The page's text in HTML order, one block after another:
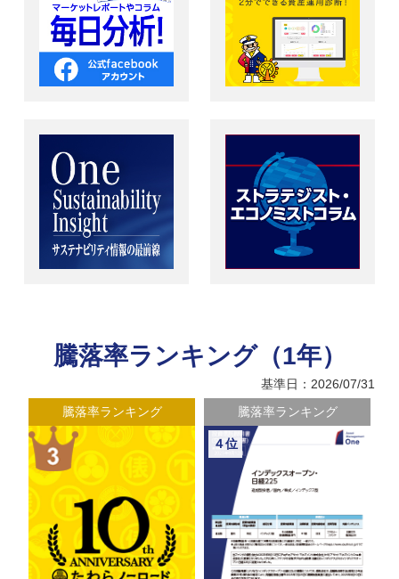
騰落率ランキング（1年）
基準日：2026/07/31
騰落率ランキング 騰落率ランキング
４位